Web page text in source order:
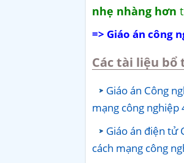
nhẹ nhàng hơn
=> Giáo án công
Các tài liệu bổ
Giáo án Công
mạng công nghiệp
Giáo án điện tử
cách mạng công